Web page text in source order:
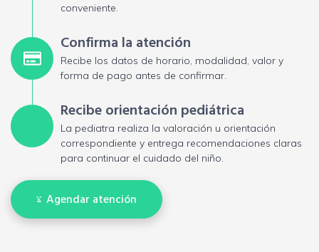
conveniente.
Confirma la atención
Recibe los datos de horario, modalidad, valor y
forma de pago antes de confirmar.
Recibe orientación pediátrica
La pediatra realiza la valoración u orientación
correspondiente y entrega recomendaciones claras
para continuar el cuidado del niño.
Agendar atención